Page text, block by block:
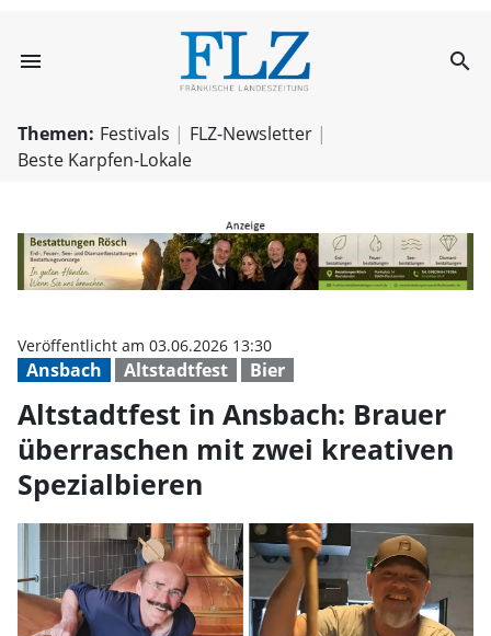
menu Altstadtfest in search
Themen: Festivals
FLZ-Newsletter
Beste Karpfen-Lokale
Ansbach Altstadtfest Bier
Veröffentlicht am 03.06.2026 13:30
Altstadtfest in Ansbach: Brauer
überraschen mit zwei kreativen
Spezialbieren